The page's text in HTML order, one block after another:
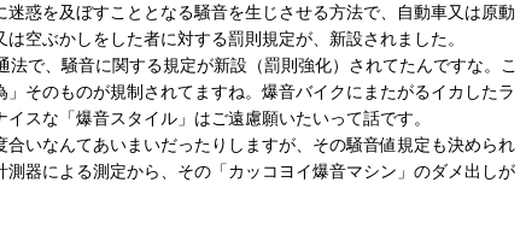
惑を及ぼすこととなる騒音を生じさせる方法で、自動車又は原動
空ぶかしをした者に対する罰則規定が、新設されました。
で、騒音に関する規定が新設（罰則強化）されてたんですな。こ
そのものが規制されてますね。爆音バイクにまたがるイカしたラ
スな「爆音スタイル」はご遠慮願いたいって話です。
いなんてあいまいだったりしますが、その騒音値規定も決められ
器による測定から、その「カッコヨイ爆音マシン」のダメ出しが